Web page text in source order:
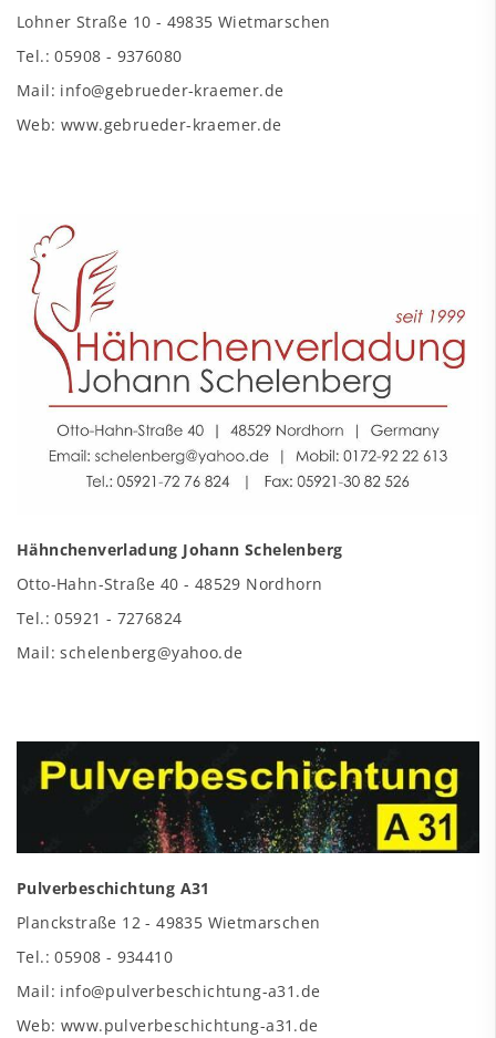
Lohner Straße 10 - 49835 Wietmarschen
Tel.: 05908 - 9376080
Mail: info@gebrueder-kraemer.de
Web: www.gebrueder-kraemer.de
Hähnchenverladung Johann Schelenberg
Otto-Hahn-Straße 40 - 48529 Nordhorn
Tel.: 05921 - 7276824
Mail: schelenberg@yahoo.de
Pulverbeschichtung A31
Planckstraße 12 - 49835 Wietmarschen
Tel.: 05908 - 934410
Mail: info@pulverbeschichtung-a31.de
Web: www.pulverbeschichtung-a31.de